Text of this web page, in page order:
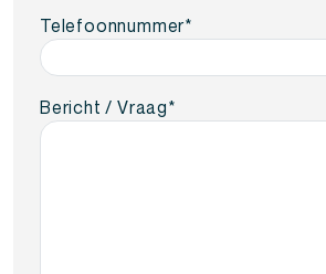
Telefoonnummer*
Bericht / Vraag*